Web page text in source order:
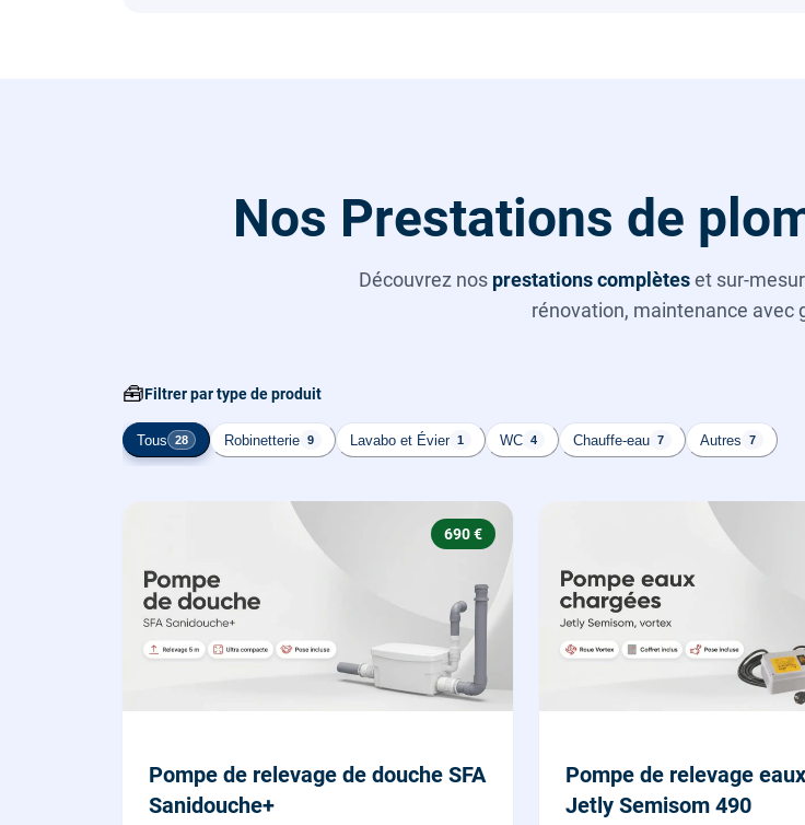
Nos Prestations de
Découvrez nos prestations complèteset sur-
rénovation, maintenance avec
🧰Filtrer par type de produit
Tous 28 Robinetterie 9 Lavabo et Évier 1 WC 4 Chauffe-eau 7 Autres 7
690 €
Pompe de relevage de douche SFA
Sanidouche+
Pompe de relevage
Jetly Semisom 490